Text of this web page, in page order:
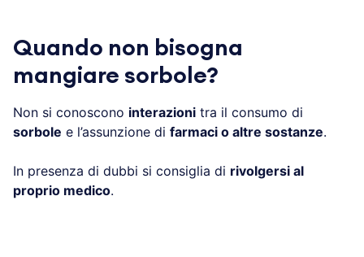
Quando non bisogna
mangiare sorbole?
Non si conoscono interazioni tra il consumo di
sorbole e l’assunzione di farmaci o altre sostanze.
In presenza di dubbi si consiglia di rivolgersi al
proprio medico.